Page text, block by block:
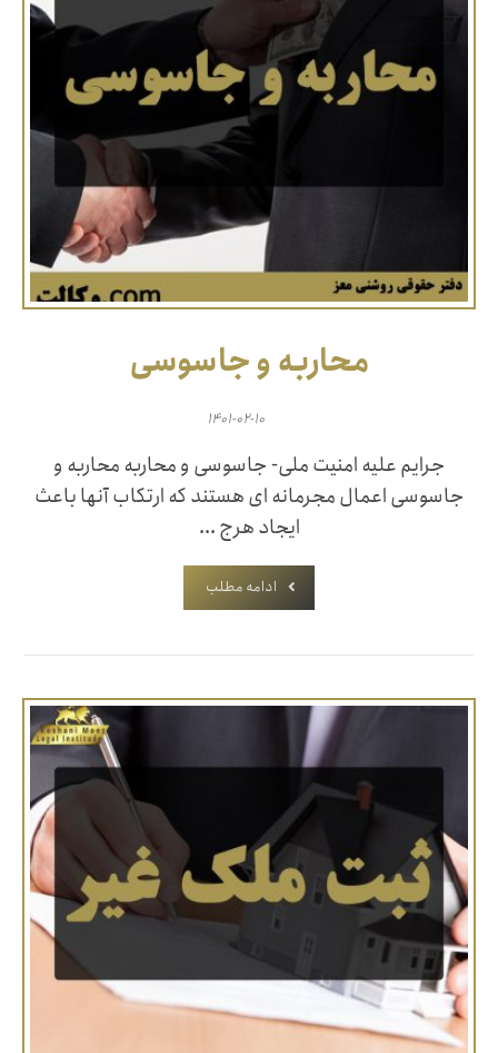
محاربه و جاسوسی
۱۴۰۱-۰۲-۱۰
جرایم علیه امنیت ملی- جاسوسی و محاربه محاربه و
جاسوسی اعمال مجرمانه ای هستند که ارتکاب آنها باعث
ایجاد هرج ...
ادامه مطلب